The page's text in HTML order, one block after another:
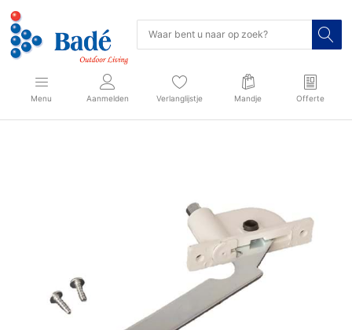
Menu Aanmelden Verlanglijstje Mandje Offerte